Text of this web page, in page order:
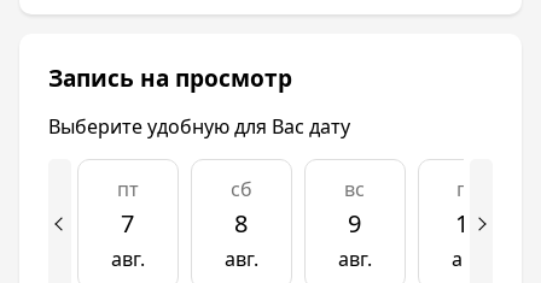
Выполнен качественный ландшафтный
дизайн. Недалеко от ЖК Краски находятся
детские сады, средние общеобразовательные
школы, гипермаркет «Лента». Хорошая
транспортная развязка позволяет добраться
в любую часть города.
Цена квартир напрямую зависит от
Запись на просмотр
Выберите удобную для Вас дату
пт
7
авг.
сб
8
авг.
вс
9
авг.
пн
10
авг.